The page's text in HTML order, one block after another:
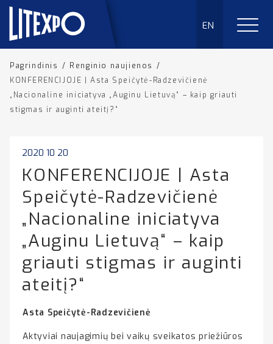
EN
Pagrindinis / Renginio naujienos /
KONFERENCIJOJE | Asta Speičytė-Radzevičienė
„Nacionaline iniciatyva „Auginu Lietuvą“ – kaip griauti
stigmas ir auginti ateitį?“
2020 10 20
KONFERENCIJOJE | Asta
Speičytė-Radzevičienė
„Nacionaline iniciatyva
„Auginu Lietuvą“ – kaip
griauti stigmas ir auginti
ateitį?“
Asta Speičytė-Radzevičienė
Aktyviai naujagimių bei vaikų sveikatos priežiūros